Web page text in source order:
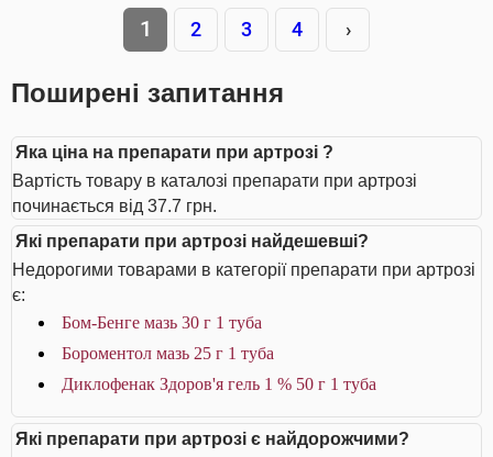
1 2 3 4 ›
Поширені запитання
Яка ціна на препарати при артрозі ?
Вартість товару в каталозі препарати при артрозі
починається від 37.7 грн.
Які препарати при артрозі найдешевші?
Недорогими товарами в категорії препарати при артрозі
є:
Бом-Бенге мазь 30 г 1 туба
Бороментол мазь 25 г 1 туба
Диклофенак Здоров'я гель 1 % 50 г 1 туба
Які препарати при артрозі є найдорожчими?